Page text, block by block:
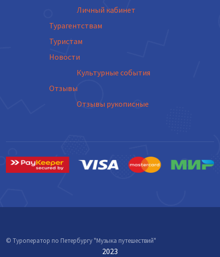
Личный кабинет
Турагентствам
Туристам
Новости
Культурные события
Отзывы
Отзывы рукописные
© Туроператор по Петербургу "Музыка путешествий"
2023